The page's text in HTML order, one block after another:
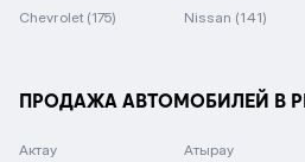
Chevrolet (175) Nissan (141)
ПРОДАЖА АВТОМОБИЛЕЙ В
Актау Атырау